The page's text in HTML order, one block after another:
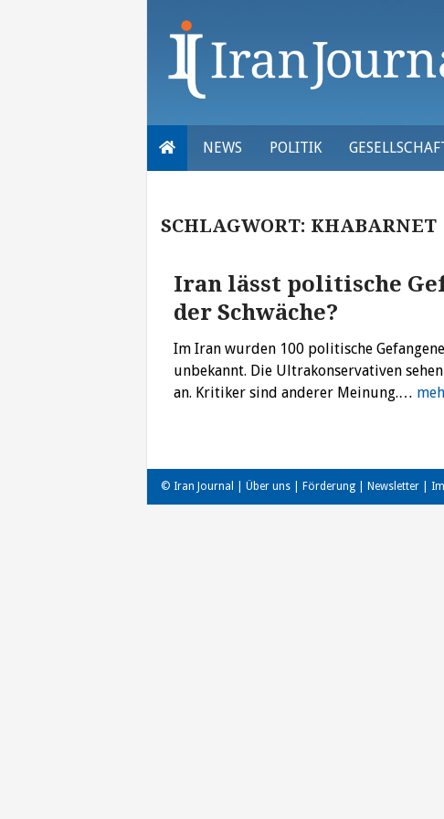
NEWS POLITIK
SCHLAGWORT: KHABARNET
Iran lässt politische
der Schwäche?
Im Iran wurden 100 politische
unbekannt. Die Ultrakonservativen
an. Kritiker sind anderer Meinung.…
© Iran Journal | Über uns Förderung Newsletter